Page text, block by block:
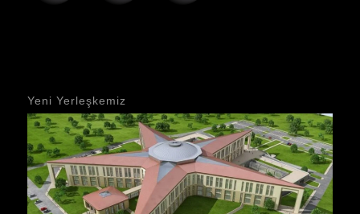
Yeni Yerleşkemiz